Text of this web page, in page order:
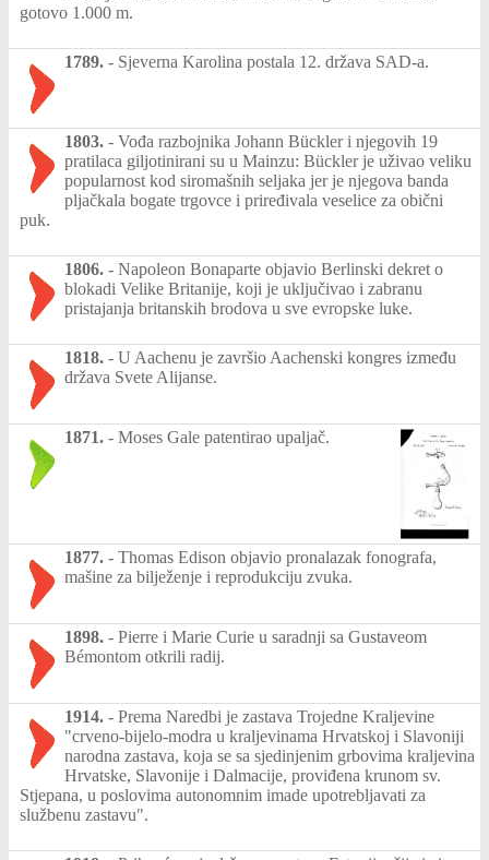
gotovo 1.000 m.
1789. - Sjeverna Karolina postala 12. država SAD-a.
1803. - Vođa razbojnika Johann Bückler i njegovih 19
pratilaca giljotinirani su u Mainzu: Bückler je uživao veliku
popularnost kod siromašnih seljaka jer je njegova banda
pljačkala bogate trgovce i priređivala veselice za obični
puk.
1806. - Napoleon Bonaparte objavio Berlinski dekret o
blokadi Velike Britanije, koji je uključivao i zabranu
pristajanja britanskih brodova u sve evropske luke.
1818. - U Aachenu je završio Aachenski kongres između
država Svete Alijanse.
1871. - Moses Gale patentirao upaljač.
1877. - Thomas Edison objavio pronalazak fonografa,
mašine za bilježenje i reprodukciju zvuka.
1898. - Pierre i Marie Curie u saradnji sa Gustaveom
Bémontom otkrili radij.
1914. - Prema Naredbi je zastava Trojedne Kraljevine
"crveno-bijelo-modra u kraljevinama Hrvatskoj i Slavoniji
narodna zastava, koja se sa sjedinjenim grbovima kraljevina
Hrvatske, Slavonije i Dalmacije, proviđena krunom sv.
Stjepana, u poslovima autonomnim imade upotrebljavati za
službenu zastavu".